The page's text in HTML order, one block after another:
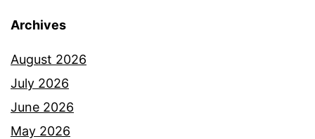
Archives
August 2026
July 2026
June 2026
May 2026